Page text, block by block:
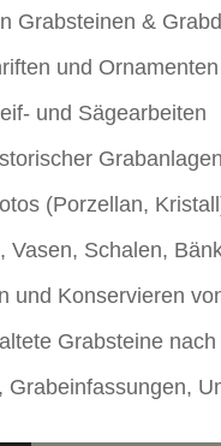
Grabsteinen &
und Ornamenten
und Sägearbeiten
Grabanlagen
(Porzellan,
Vasen, Schalen,
und Konservieren
Grabsteine